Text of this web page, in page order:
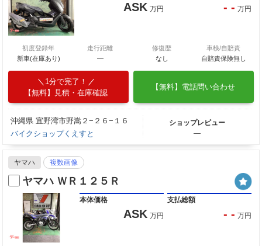
ASK 万円 - - 万円
初度登録年
新車(在庫あり)
走行距離
―
修復歴
なし
車検/自賠責
自賠責保険無し
1分で完了！
【無料】見積・在庫確認
【無料】電話問い合わせ
沖縄県 宜野湾市野嵩２−２６−１６
バイクショップくえすと
ショップレビュー
―
ヤマハ 複数画像
ヤマハ ＷＲ１２５Ｒ
本体価格
ASK 万円
支払総額
- - 万円